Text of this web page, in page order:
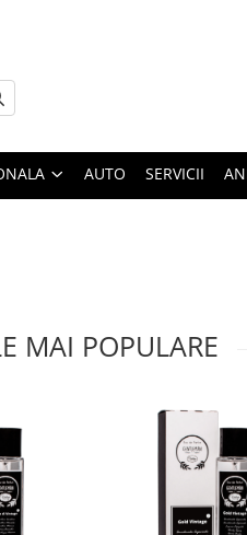
AUTO SERVICII
MAI POPULARE